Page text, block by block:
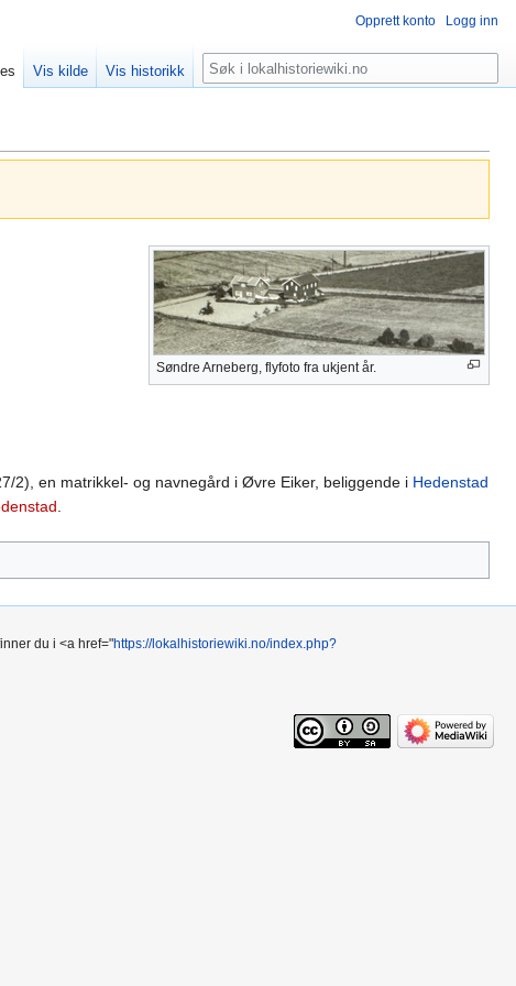
Søndre Arneberg, flyfoto fra ukjent år.
2), en matrikkel- og navnegård i Øvre Eiker, beliggende i Hedenstad
Opprett konto Logg inn
Vis kilde Vis historikk Søk
du i <a href="https://lokalhistoriewiki.no/index.php?